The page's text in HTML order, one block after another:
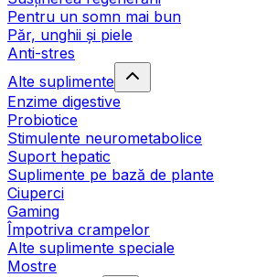
Pentru un somn mai bun
Păr, unghii și piele
Anti-stres
Alte suplimente
Enzime digestive
Probiotice
Stimulente neurometabolice
Suport hepatic
Suplimente pe bază de plante
Ciuperci
Gaming
Împotriva crampelor
Alte suplimente speciale
Mostre